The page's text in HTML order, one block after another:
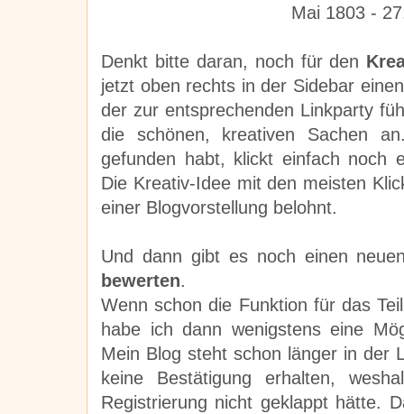
Mai 1803 -
Denkt bitte daran, noch für den
jetzt oben rechts in der Sidebar
der zur entsprechenden Linkparty
die schönen, kreativen Sachen
gefunden habt, klickt einfach noch
Die Kreativ-Idee mit den meisten
einer Blogvorstellung belohnt.
Und dann gibt es noch einen
bewerten.
Wenn schon die Funktion für das
habe ich dann wenigstens eine
Mein Blog steht schon länger in der
keine Bestätigung erhalten,
Registrierung nicht geklappt hätte.